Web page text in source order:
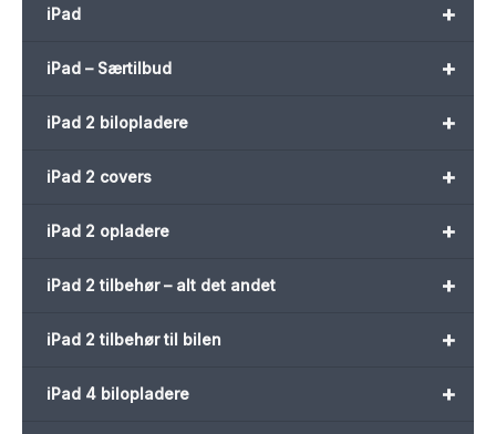
+
iPad
+
iPad – Særtilbud
+
iPad 2 bilopladere
+
iPad 2 covers
+
iPad 2 opladere
+
iPad 2 tilbehør – alt det andet
+
iPad 2 tilbehør til bilen
+
iPad 4 bilopladere